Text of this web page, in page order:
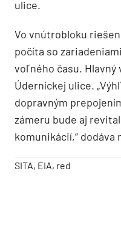
ulice.
Vo vnútrobloku
počíta so
voľného času. Hlavný
Úderníckej ulice.
dopravným
zámeru bude aj
komunikácií,“ dodáva
SITA, EIA, red